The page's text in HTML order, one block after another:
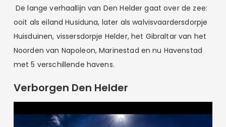
De lange verhaallijn van Den Helder gaat over de zee:
ooit als eiland Husiduna, later als walvisvaardersdorpje
Huisduinen, vissersdorpje Helder, het Gibraltar van het
Noorden van Napoleon, Marinestad en nu Havenstad
met 5 verschillende havens.
Verborgen Den Helder